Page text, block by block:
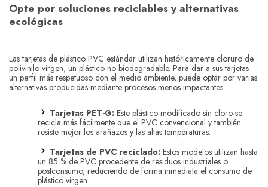
Opte por soluciones reciclables y alternativas
ecológicas
Las tarjetas de plástico PVC estándar utilizan históricamente cloruro de
polivinilo virgen, un plástico no biodegradable. Para dar a sus tarjetas
un perfil más respetuoso con el medio ambiente, puede optar por varias
alternativas producidas mediante procesos menos impactantes.
Tarjetas PET-G: Este plástico modificado sin cloro se
recicla más fácilmente que el PVC convencional y también
resiste mejor los arañazos y las altas temperaturas.
Tarjetas de PVC reciclado: Estos modelos utilizan hasta
un 85 % de PVC procedente de residuos industriales o
postconsumo, reduciendo de forma inmediata el consumo de
plástico virgen.